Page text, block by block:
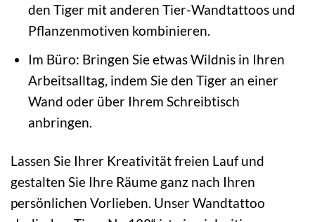
den Tiger mit anderen Tier-Wandtattoos und
Pflanzenmotiven kombinieren.
Im Büro: Bringen Sie etwas Wildnis in Ihren
Arbeitsalltag, indem Sie den Tiger an einer
Wand oder über Ihrem Schreibtisch
anbringen.
Lassen Sie Ihrer Kreativität freien Lauf und
gestalten Sie Ihre Räume ganz nach Ihren
persönlichen Vorlieben. Unser Wandtattoo